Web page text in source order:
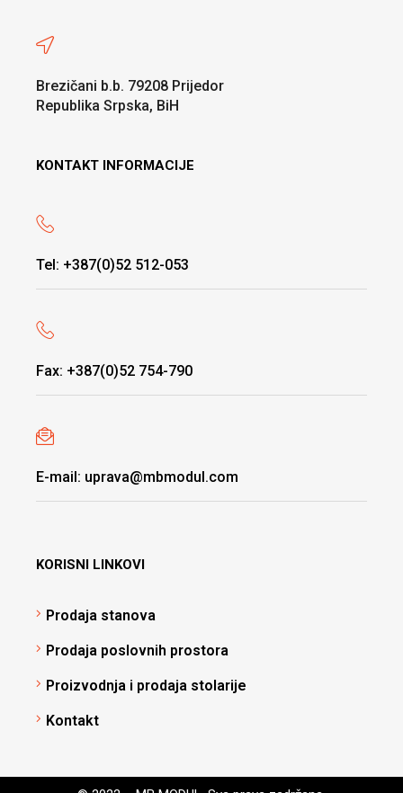
Brezičani b.b. 79208 Prijedor
Republika Srpska, BiH
KONTAKT INFORMACIJE
Tel: +387(0)52 512-053
Fax: +387(0)52 754-790
E-mail: uprava@mbmodul.com
KORISNI LINKOVI
Prodaja stanova
Prodaja poslovnih prostora
Proizvodnja i prodaja stolarije
Kontakt